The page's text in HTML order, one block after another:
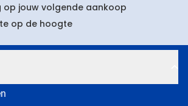
jouw volgende aankoop
op de hoogte